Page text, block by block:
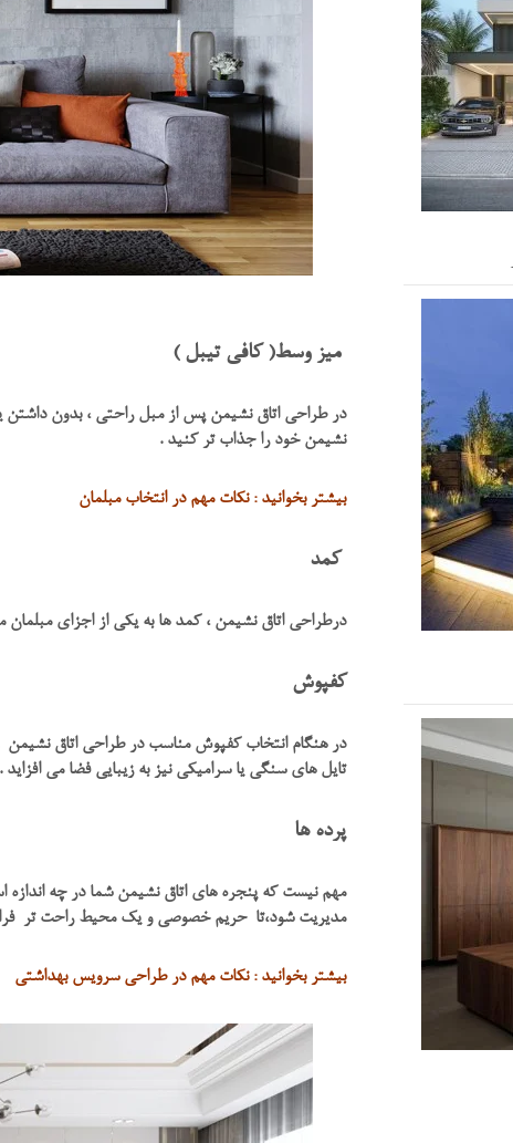
میز وسط( کافی تیبل )
در طراحی اتاق نشیمن پس از مبل راحتی ، بدون
نشیمن خود را جذاب تر کنید .
بیشتر بخوانید : نکات مهم در انتخاب مبلمان
کمد
درطراحی اتاق نشیمن ، کمد ها به یکی از اجزای
کفپوش
در هنگام انتخاب کفپوش مناسب در طراحی اتاق نشیمن
تایل های سنگی یا سرامیکی نیز به زیبایی فضا می
پرده ها
مهم نیست که پنجره های اتاق نشیمن شما در چه اندازه
مدیریت شود،تا حریم خصوصی و یک محیط راحت تر
بیشتر بخوانید : نکات مهم در طراحی سرویس بهداشتی